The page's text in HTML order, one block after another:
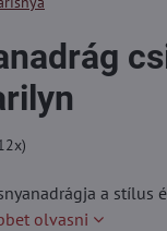
x)
a stílus
olvasni